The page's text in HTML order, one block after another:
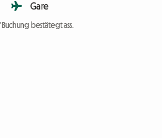
Gare
bestätegt ass.